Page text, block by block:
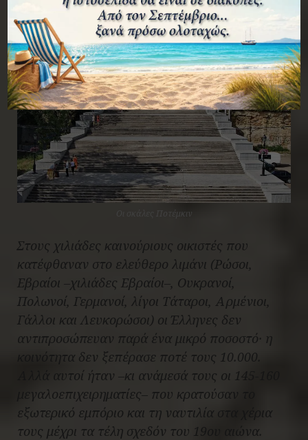
Οι σκάλες Ποτέμκιν
Στους χιλιάδες καινούριους οικιστές που
κατέφθαναν στο ελεύθερο λιμάνι (Ρώσοι,
Εβραίοι –χιλιάδες Εβραίοι–, Ουκρανοί,
Πολωνοί, Γερμανοί, λίγοι Τάταροι, Αρμένιοι,
Γάλλοι και Λευκορώσοι) οι Έλληνες δεν
αντιπροσώπευαν παρά ένα μικρό ποσοστό· η
κοινότητα δεν ξεπέρασε ποτέ τους 10.000.
Αλλά αυτοί ήταν –κι ανάμεσά τους οι 145-160
μεγαλοεπιχειρηματίες– που κρατούσαν το
εξωτερικό εμπόριο και τη ναυτιλία στα χέρια
τους μέχρι τα τέλη σχεδόν του 19ου αιώνα.